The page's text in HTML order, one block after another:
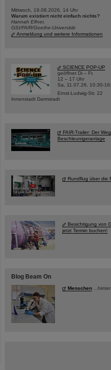
Mittwoch, 19.08.2026, 14 Uhr
Warum existiert nicht einfach nichts?
Hannah Elfner,
GSI/FAIR/Goethe-Universität
Anmeldung und weitere Informationen
SCIENCE POP-UP
geöffnet Di – Fr,
12 – 17 Uhr
Sa, 11.07.26, 10:30-
Ernst-Ludwig-Str. 22
Innenstadt Darmstadt
FAIR-Trailer: Der
Beschleunigeranlage
Rundflug über die
Besichtigung von
jetzt Termin buchen!
Blog Beam On
Menschen